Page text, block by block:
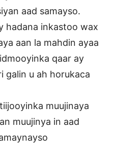
aad samayso.
hadana inkastoo wax
aan la mahdin ayaa
qaar ay
galin u ah horukaca
muujinaya
muujinya in aad